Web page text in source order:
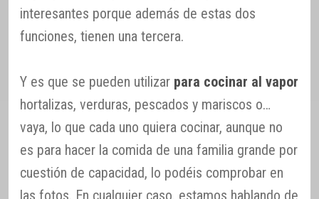
interesantes porque además de estas dos
funciones, tienen una tercera.
Y es que se pueden utilizar para cocinar al vapor
hortalizas, verduras, pescados y mariscos o…
vaya, lo que cada uno quiera cocinar, aunque no
es para hacer la comida de una familia grande por
cuestión de capacidad, lo podéis comprobar en
las fotos. En cualquier caso, estamos hablando de